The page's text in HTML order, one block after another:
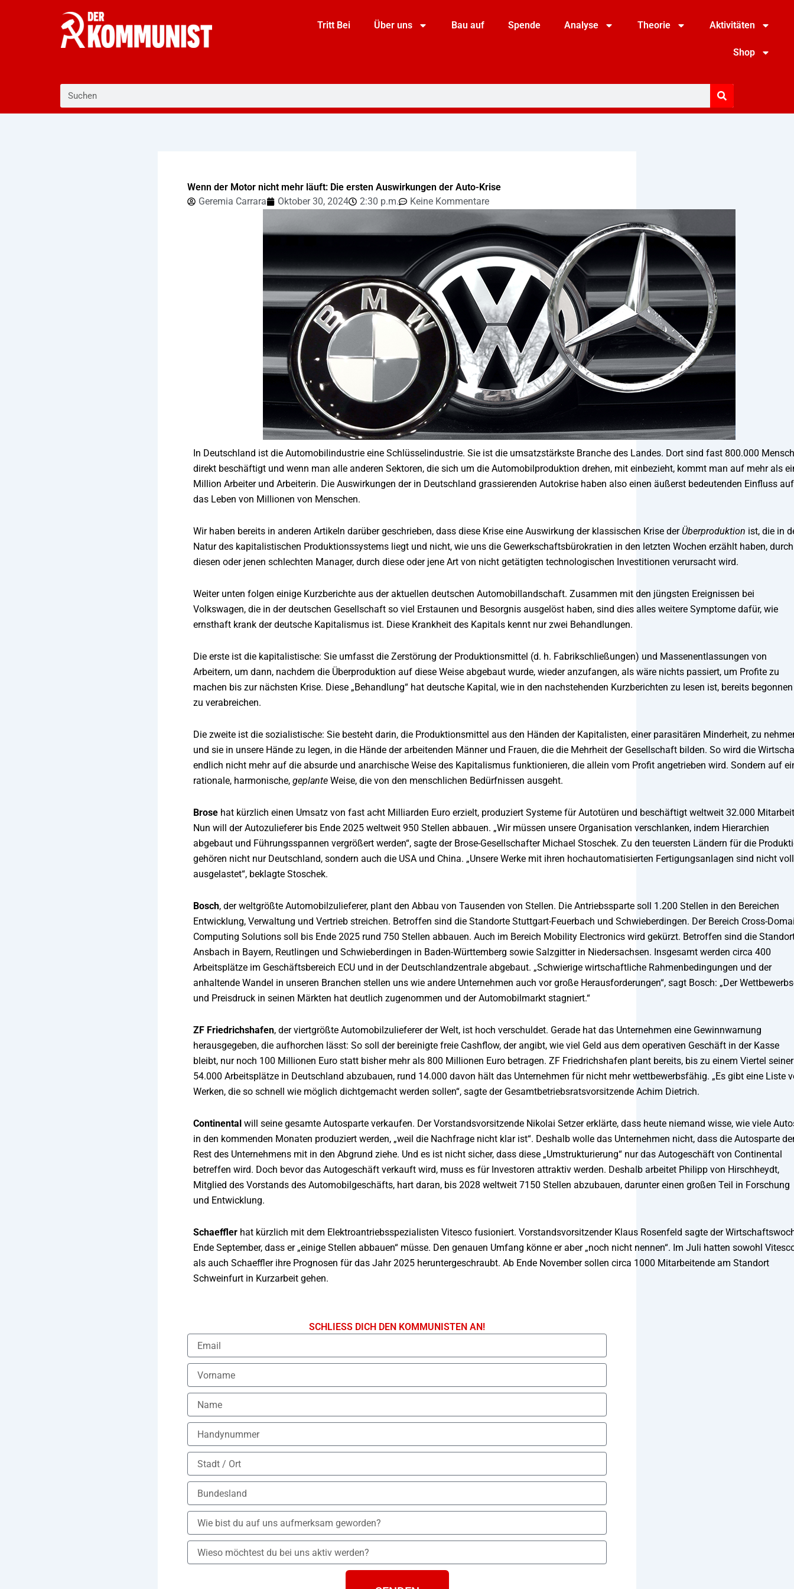
Tritt Bei Über uns Bau auf Spende Analyse Theorie Aktivitäten
Shop
Wenn der Motor nicht mehr läuft: Die ersten Auswirkungen der Auto-Krise
Geremia Carrara
Oktober 30, 2024 2:30 p.m. Keine Kommentare
In Deutschland ist die Automobilindustrie eine Schlüsselindustrie. Sie ist die umsatzstärkste Branche des Landes. Dort sind fast 800.000
direkt beschäftigt und wenn man alle anderen Sektoren, die sich um die Automobilproduktion drehen, mit einbezieht, kommt man auf mehr als
Million Arbeiter und Arbeiterin. Die Auswirkungen der in Deutschland grassierenden Autokrise haben also einen äußerst bedeutenden Einfluss auf
das Leben von Millionen von Menschen.
Wir haben bereits in anderen Artikeln darüber geschrieben, dass diese Krise eine Auswirkung der klassischen Krise derÜberproduktion ist, die in
Natur des kapitalistischen Produktionssystems liegt und nicht, wie uns die Gewerkschaftsbürokratien in den letzten Wochen erzählt haben, durch
diesen oder jenen schlechten Manager, durch diese oder jene Art von nicht getätigten technologischen Investitionen verursacht wird.
Weiter unten folgen einige Kurzberichte aus der aktuellen deutschen Automobillandschaft. Zusammen mit den jüngsten Ereignissen bei
Volkswagen, die in der deutschen Gesellschaft so viel Erstaunen und Besorgnis ausgelöst haben, sind dies alles weitere Symptome dafür, wie
ernsthaft krank der deutsche Kapitalismus ist. Diese Krankheit des Kapitals kennt nur zwei Behandlungen.
Die erste ist die kapitalistische: Sie umfasst die Zerstörung der Produktionsmittel (d. h. Fabrikschließungen) und Massenentlassungen von
Arbeitern, um dann, nachdem die Überproduktion auf diese Weise abgebaut wurde, wieder anzufangen, als wäre nichts passiert, um Profite zu
machen bis zur nächsten Krise. Diese „Behandlung“ hat deutsche Kapital, wie in den nachstehenden Kurzberichten zu lesen ist, bereits begonnen
zu verabreichen.
Die zweite ist die sozialistische: Sie besteht darin, die Produktionsmittel aus den Händen der Kapitalisten, einer parasitären Minderheit, zu
und sie in unsere Hände zu legen, in die Hände der arbeitenden Männer und Frauen, die die Mehrheit der Gesellschaft bilden. So wird die
endlich nicht mehr auf die absurde und anarchische Weise des Kapitalismus funktionieren, die allein vom Profit angetrieben wird. Sondern auf
rationale, harmonische, geplante Weise, die von den menschlichen Bedürfnissen ausgeht.
Brose hat kürzlich einen Umsatz von fast acht Milliarden Euro erzielt, produziert Systeme für Autotüren und beschäftigt weltweit 32.000
Nun will der Autozulieferer bis Ende 2025 weltweit 950 Stellen abbauen. „Wir müssen unsere Organisation verschlanken, indem Hierarchien
abgebaut und Führungsspannen vergrößert werden“, sagte der Brose-Gesellschafter Michael Stoschek. Zu den teuersten Ländern für die
gehören nicht nur Deutschland, sondern auch die USA und China. „Unsere Werke mit ihren hochautomatisierten Fertigungsanlagen sind nicht voll
ausgelastet“, beklagte Stoschek.
Bosch, der weltgrößte Automobilzulieferer, plant den Abbau von Tausenden von Stellen. Die Antriebssparte soll 1.200 Stellen in den Bereichen
Entwicklung, Verwaltung und Vertrieb streichen. Betroffen sind die Standorte Stuttgart-Feuerbach und Schwieberdingen. Der Bereich Cross-
Computing Solutions soll bis Ende 2025 rund 750 Stellen abbauen. Auch im Bereich Mobility Electronics wird gekürzt. Betroffen sind die
Ansbach in Bayern, Reutlingen und Schwieberdingen in Baden-Württemberg sowie Salzgitter in Niedersachsen. Insgesamt werden circa 400
Arbeitsplätze im Geschäftsbereich ECU und in der Deutschlandzentrale abgebaut. „Schwierige wirtschaftliche Rahmenbedingungen und der
anhaltende Wandel in unseren Branchen stellen uns wie andere Unternehmen auch vor große Herausforderungen“, sagt Bosch: „Der
und Preisdruck in seinen Märkten hat deutlich zugenommen und der Automobilmarkt stagniert.“
ZF Friedrichshafen, der viertgrößte Automobilzulieferer der Welt, ist hoch verschuldet. Gerade hat das Unternehmen eine Gewinnwarnung
herausgegeben, die aufhorchen lässt: So soll der bereinigte freie Cashflow, der angibt, wie viel Geld aus dem operativen Geschäft in der Kasse
bleibt, nur noch 100 Millionen Euro statt bisher mehr als 800 Millionen Euro betragen. ZF Friedrichshafen plant bereits, bis zu einem Viertel seiner
54.000 Arbeitsplätze in Deutschland abzubauen, rund 14.000 davon hält das Unternehmen für nicht mehr wettbewerbsfähig. „Es gibt eine Liste
Werken, die so schnell wie möglich dichtgemacht werden sollen“, sagte der Gesamtbetriebsratsvorsitzende Achim Dietrich.
Continental will seine gesamte Autosparte verkaufen. Der Vorstandsvorsitzende Nikolai Setzer erklärte, dass heute niemand wisse, wie viele
in den kommenden Monaten produziert werden, „weil die Nachfrage nicht klar ist“. Deshalb wolle das Unternehmen nicht, dass die Autosparte
Rest des Unternehmens mit in den Abgrund ziehe. Und es ist nicht sicher, dass diese „Umstrukturierung“ nur das Autogeschäft von Continental
betreffen wird. Doch bevor das Autogeschäft verkauft wird, muss es für Investoren attraktiv werden. Deshalb arbeitet Philipp von Hirschheydt,
Mitglied des Vorstands des Automobilgeschäfts, hart daran, bis 2028 weltweit 7150 Stellen abzubauen, darunter einen großen Teil in Forschung
und Entwicklung.
Schaeffler hat kürzlich mit dem Elektroantriebsspezialisten Vitesco fusioniert. Vorstandsvorsitzender Klaus Rosenfeld sagte der
Ende September, dass er „einige Stellen abbauen“ müsse. Den genauen Umfang könne er aber „noch nicht nennen“. Im Juli hatten sowohl
als auch Schaeffler ihre Prognosen für das Jahr 2025 heruntergeschraubt. Ab Ende November sollen circa 1000 Mitarbeitende am Standort
Schweinfurt in Kurzarbeit gehen.
SCHLIESS DICH DEN KOMMUNISTEN AN!